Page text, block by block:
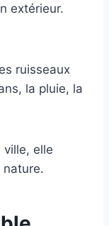
extérieur.
ruisseaux
la pluie, la
ville, elle